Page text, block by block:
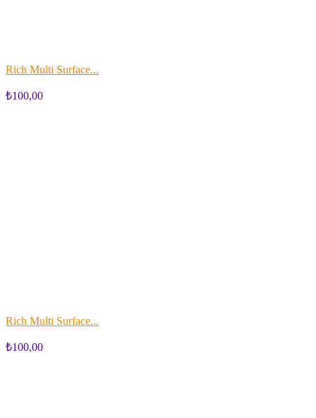
Rich Multi Surface...
₺100,00
Rich Multi Surface...
₺100,00